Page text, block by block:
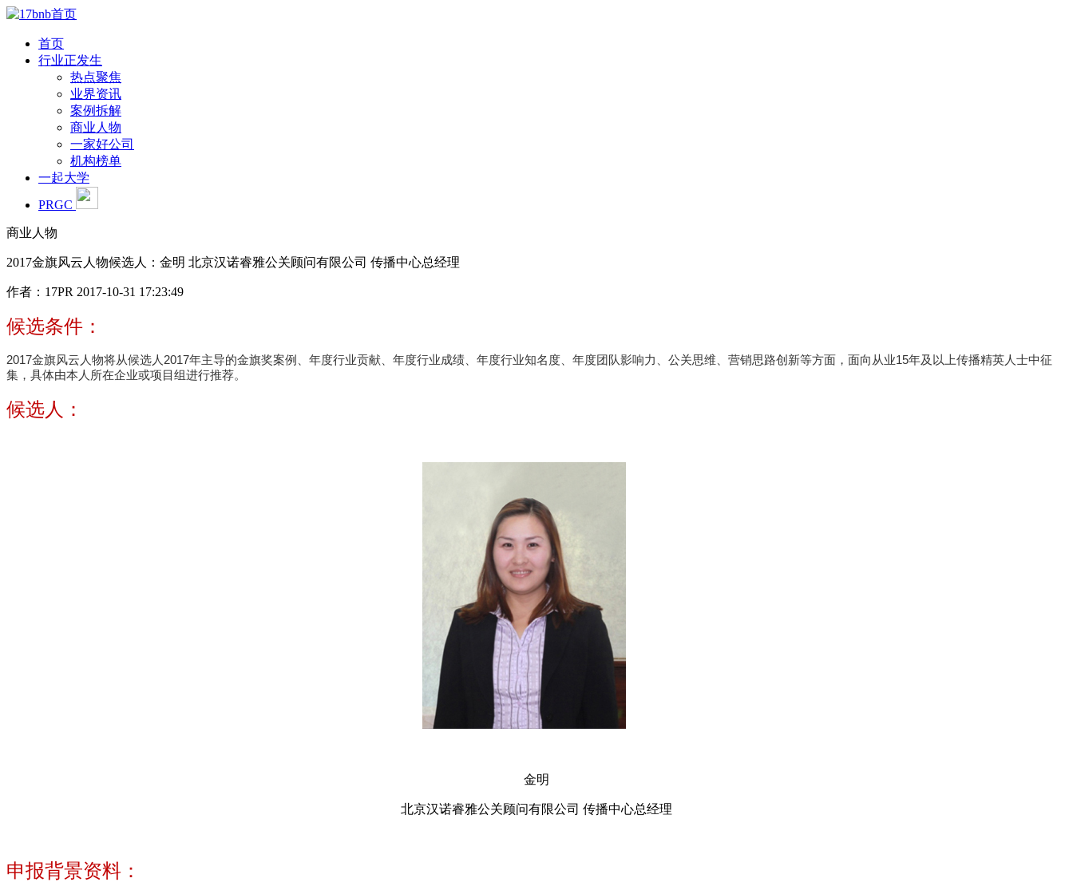
首页
行业正发生
热点聚焦
业界资讯
案例拆解
商业人物
一家好公司
机构榜单
一起大学
PRGC
商业人物
2017金旗风云人物候选人：金明 北京汉诺睿雅公关顾问有限公司 传播中心总经理
作者：17PR 2017-10-31 17:23:49
候选条件：
2017金旗风云人物将从候选人2017年主导的金旗奖案例、年度行业贡献、年度行业成绩、年度行业知名度、年度团队影响力、公关思维、营销思路创新等方面，面向从业15年及以上传播精英人士中征
集，具体由本人所在企业或项目组进行推荐。
候选人：
金明
北京汉诺睿雅公关顾问有限公司 传播中心总经理
申报背景资料：